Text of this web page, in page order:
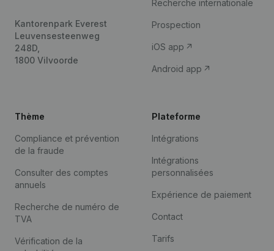
Kantorenpark Everest
Leuvensesteenweg
248D,
1800 Vilvoorde
Recherche internationale
Prospection
iOS app
Android app
Thème
Compliance et prévention
de la fraude
Consulter des comptes
annuels
Recherche de numéro de
TVA
Vérification de la
Plateforme
Intégrations
Intégrations
personnalisées
Expérience de paiement
Contact
Tarifs